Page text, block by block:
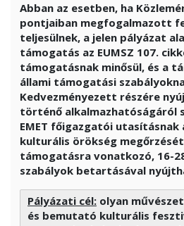
Abban az esetben, ha
pontjaiban megfogalmazott
teljesülnek, a jelen pályázat
támogatás az EUMSZ 107.
támogatásnak minősül, és a
állami támogatási
Kedvezményezett részére
történő alkalmazhatóságáról
EMET főigazgatói
kulturális örökség
támogatásra vonatkozó, 16-
szabályok betartásával
Pályázati cél: olyan
és bemutató kulturális